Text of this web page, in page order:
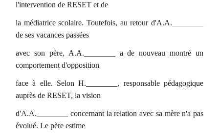
l'intervention de RESET et de
la médiatrice scolaire. Toutefois, au retour d'A.A.________
de ses vacances passées
avec son père, A.A.________ a de nouveau montré un
comportement d'opposition
face à elle. Selon H.________, responsable pédagogique
auprès de RESET, la vision
d'A.A.________ concernant la relation avec sa mère n'a pas
évolué. Le père estime